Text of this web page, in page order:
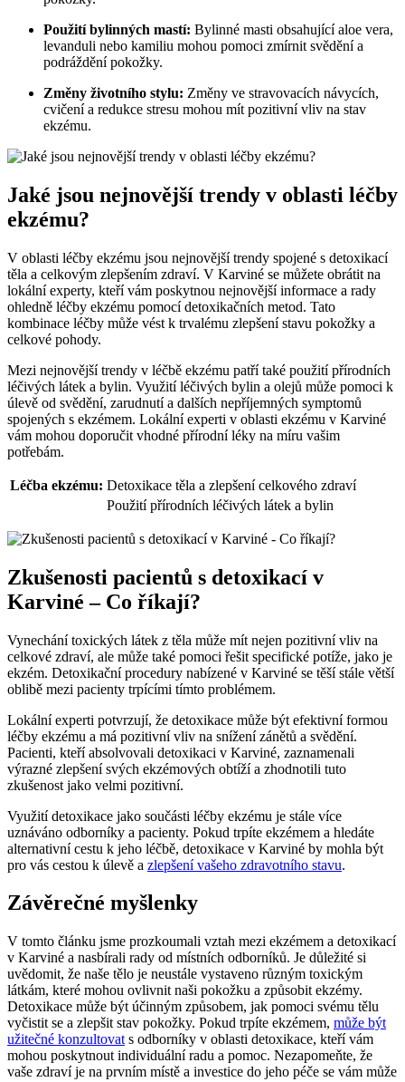
Použití bylinných mastí: Bylinné masti obsahující aloe vera,
levanduli nebo kamiliu mohou pomoci zmírnit svědění a
podráždění pokožky.
Změny životního stylu: Změny ve stravovacích návycích,
cvičení a redukce stresu mohou mít pozitivní vliv na stav
ekzému.
Jaké jsou nejnovější trendy v oblasti léčby
ekzému?
V oblasti léčby ekzému jsou nejnovější trendy spojené s detoxikací
těla a celkovým zlepšením zdraví. V Karviné se můžete obrátit na
lokální experty, kteří vám poskytnou nejnovější informace a rady
ohledně léčby ekzému pomocí detoxikačních metod. Tato
kombinace léčby může vést k trvalému zlepšení stavu pokožky a
celkové pohody.
Mezi nejnovější trendy v léčbě ekzému patří také použití přírodních
léčivých látek a bylin. Využití léčivých bylin a olejů může pomoci k
úlevě od svědění, zarudnutí a dalších nepříjemných symptomů
spojených s ekzémem. Lokální experti v oblasti ekzému v Karviné
vám mohou doporučit vhodné přírodní léky na míru vašim
potřebám.
Léčba ekzému: Detoxikace těla a zlepšení celkového zdraví
Použití přírodních léčivých látek a bylin
Zkušenosti pacientů s detoxikací v
Karviné – Co říkají?
Vynechání toxických látek z těla může mít nejen pozitivní vliv na
celkové zdraví, ale může také pomoci řešit specifické potíže, jako je
ekzém. Detoxikační procedury nabízené v Karviné se těší stále větší
oblibě mezi pacienty trpícími tímto problémem.
Lokální experti potvrzují, že detoxikace může být efektivní formou
léčby ekzému a má pozitivní vliv na snížení zánětů a svědění.
Pacienti, kteří absolvovali detoxikaci v Karviné, zaznamenali
výrazné zlepšení svých ekzémových obtíží a zhodnotili tuto
zkušenost jako velmi pozitivní.
Využití detoxikace jako součásti léčby ekzému je stále více
uznáváno odborníky a pacienty. Pokud trpíte ekzémem a hledáte
alternativní cestu k jeho léčbě, detoxikace v Karviné by mohla být
pro vás cestou k úlevě a zlepšení vašeho zdravotního stavu.
Závěrečné myšlenky
V tomto článku jsme prozkoumali vztah mezi ekzémem a detoxikací
v Karviné a nasbírali rady od místních odborníků. Je důležité si
uvědomit, že naše tělo je neustále vystaveno různým toxickým
látkám, které mohou ovlivnit naši pokožku a způsobit ekzémy.
Detoxikace může být účinným způsobem, jak pomoci svému tělu
vyčistit se a zlepšit stav pokožky. Pokud trpíte ekzémem, může být
užitečné konzultovat s odborníky v oblasti detoxikace, kteří vám
mohou poskytnout individuální radu a pomoc. Nezapomeňte, že
vaše zdraví je na prvním místě a investice do jeho péče se vám může